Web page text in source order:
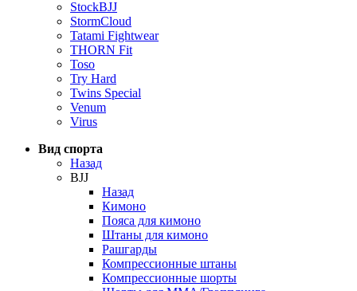
StockBJJ
StormCloud
Tatami Fightwear
THORN Fit
Toso
Try Hard
Twins Special
Venum
Virus
Вид спорта
Назад
BJJ
Назад
Кимоно
Пояса для кимоно
Штаны для кимоно
Рашгарды
Компрессионные штаны
Компрессионные шорты